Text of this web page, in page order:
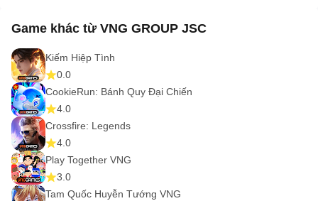
Game khác từ VNG GROUP JSC
Kiếm Hiệp Tình
0.0
CookieRun: Bánh Quy Đại Chiến
4.0
Crossfire: Legends
4.0
Play Together VNG
3.0
Tam Quốc Huyễn Tướng VNG